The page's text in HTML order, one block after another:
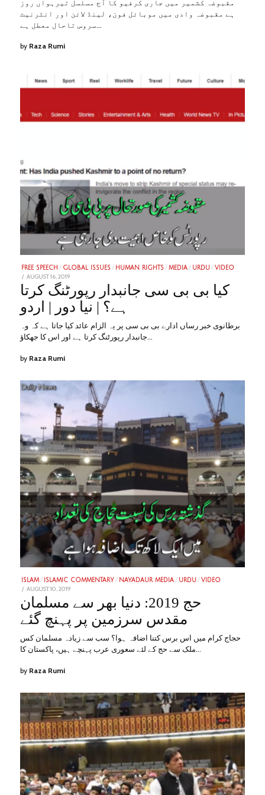
مقبوضہ کشمیر میں جاری کرفیو کا آج مسلسل تیرہواں روز
ہے مقبوضہ وادی میں موبائل فون، لینڈ لائن اور انٹرنیٹ
سروس تاحال معطل ہے…
by Raza Rumi
FREE SPEECH / GLOBAL ISSUES / HUMAN RIGHTS / MEDIA / URDU / VIDEO
POSTED
AUGUST 16, 2019
2023
کیا بی بی سی جانبدار رپورٹنگ کرتا
ہے؟ | نیا دور | اردو
برطانوی خبر رساں ادارے بی بی سی پر یہ الزام عائد کیا جاتا ہے کہ وہ
جانبدار رپورٹنگ کرتا ہے اور اس کا جھکاؤ…
by Raza Rumi
ISLAM / ISLAMIC COMMENTARY / NAYADAUR MEDIA / URDU / VIDEO
POSTED
ON
AUGUST 10, 2019
2023
حج 2019: دنیا بھر سے مسلمان
مقدس سرزمین پر پہنچ گئے
حجاج کرام میں اس برس کتنا اضافہ ہوا؟ سب سے زیادہ مسلمان کس
ملک سے حج کے لئے سعوری عرب پہنچے ہیں، پاکستان کا…
by Raza Rumi